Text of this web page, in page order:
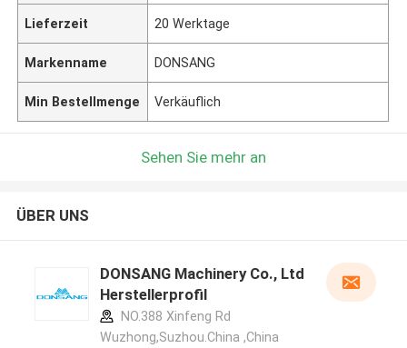
Lieferzeit 20 Werktage
Markenname DONSANG
Min Bestellmenge Verkäuflich
Sehen Sie mehr an
ÜBER UNS
DONSANG Machinery Co., Ltd
Herstellerprofil
NO.388 Xinfeng Rd
Wuzhong,Suzhou.China ,China